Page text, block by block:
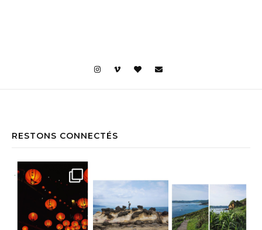
RESTONS CONNECTÉS
Jiufen • Taïwan Comme un air de Miyaz